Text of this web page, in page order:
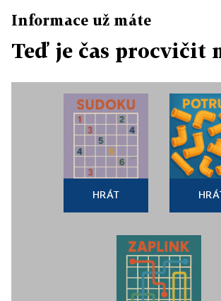
Informace už máte
Teď je čas procvičit
HRÁT